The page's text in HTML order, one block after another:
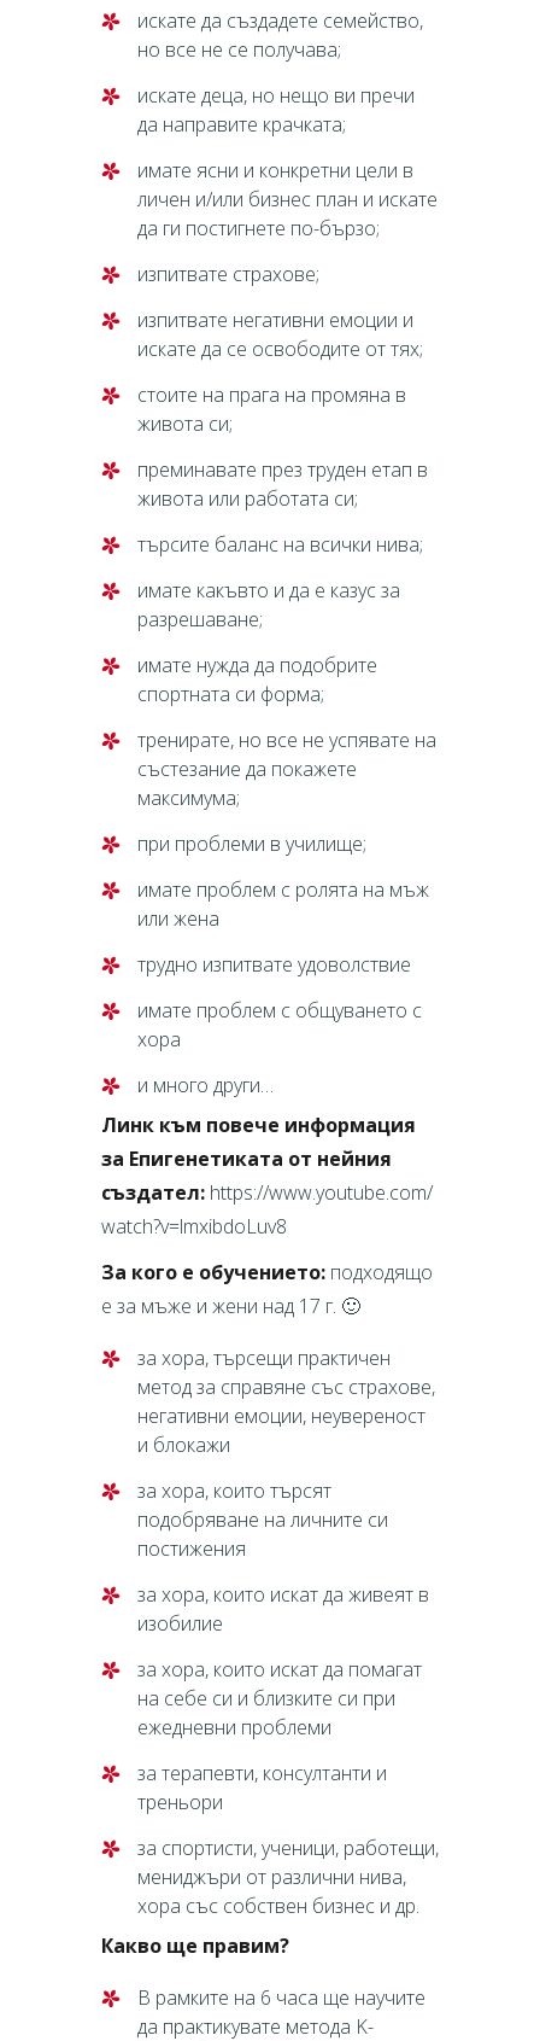
искате да създадете семейство,
но все не се получава;
искате деца, но нещо ви пречи
да направите крачката;
имате ясни и конкретни цели в
личен и/или бизнес план и искате
да ги постигнете по-бързо;
изпитвате страхове;
изпитвате негативни емоции и
искате да се освободите от тях;
стоите на прага на промяна в
живота си;
преминавате през труден етап в
живота или работата си;
търсите баланс на всички нива;
имате какъвто и да е казус за
разрешаване;
имате нужда да подобрите
спортната си форма;
тренирате, но все не успявате на
състезание да покажете
максимума;
при проблеми в училище;
имате проблем с ролята на мъж
или жена
трудно изпитвате удоволствие
имате проблем с общуването с
хора
и много други…
Линк към повече информация
за Епигенетиката от нейния
създател: https://www.youtube.com/
watch?v=lmxibdoLuv8
За кого е обучението: подходящо
е за мъже и жени над 17 г. 🙂
за хора, търсещи практичен
метод за справяне със страхове,
негативни емоции, неувереност
и блокажи
за хора, които търсят
подобряване на личните си
постижения
за хора, които искат да живеят в
изобилие
за хора, които искат да помагат
на себе си и близките си при
ежедневни проблеми
за терапевти, консултанти и
треньори
за спортисти, ученици, работещи,
мениджъри от различни нива,
хора със собствен бизнес и др.
Какво ще правим?
В рамките на 6 часа ще научите
да практикувате метода K-